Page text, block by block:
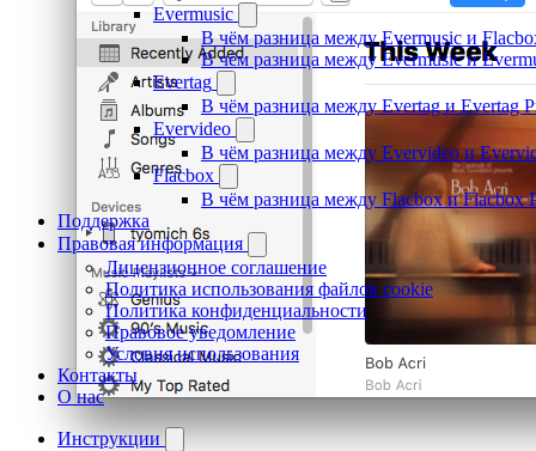
Evermusic
В чём разница между Evermusic и
В чём разница между Evermusic и
Evertag
В чём разница между Evertag и Evertag
Evervideo
В чём разница между Evervideo и
Flacbox
В чём разница между Flacbox и Flacbox
Поддержка
Правовая информация
Лицензионное соглашение
Политика использования файлов cookie
Политика конфиденциальности
Правовое уведомление
Условия использования
Контакты
О нас
Инструкции